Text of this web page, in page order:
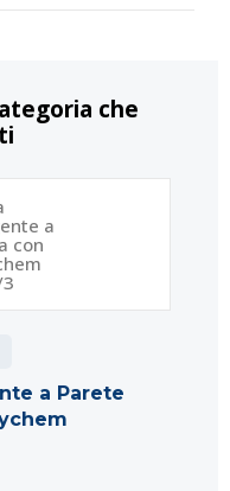
che
a Parete